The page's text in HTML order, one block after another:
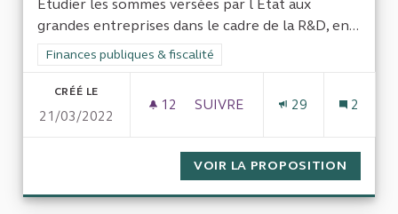
Etudier les sommes versées par l Etat aux
grandes entreprises dans le cadre de la R&D, en...
Filtrer les résultats de la catégorie : Finances publiques &
Finances publiques & fiscalité
CRÉÉ LE
21/03/2022
12 12 ABONNÉS
SUIVRE
29 2
VOIR LA PROPOSITION